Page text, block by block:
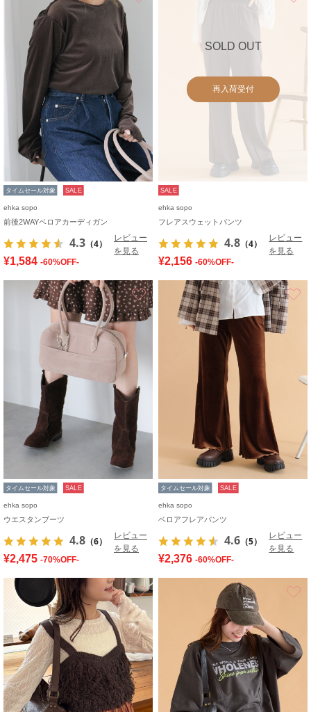
タイムセール対象 SALE
ehka sopo
前後2WAYベロアカーディガン
4.3 （4）
レビュー
を見る
¥1,584 -60%OFF-
SOLD OUT
再入荷受付
SALE
ehka sopo
フレアスウェットパンツ
4.8 （4）
レビュー
を見る
¥2,156 -60%OFF-
お気に入り
タイムセール対象 SALE
ehka sopo
ウエスタンブーツ
4.8 （6）
レビュー
を見る
¥2,475 -70%OFF-
タイムセール対象 SALE
ehka sopo
ベロアフレアパンツ
4.6 （5）
レビュー
を見る
¥2,376 -60%OFF-
お気に入り